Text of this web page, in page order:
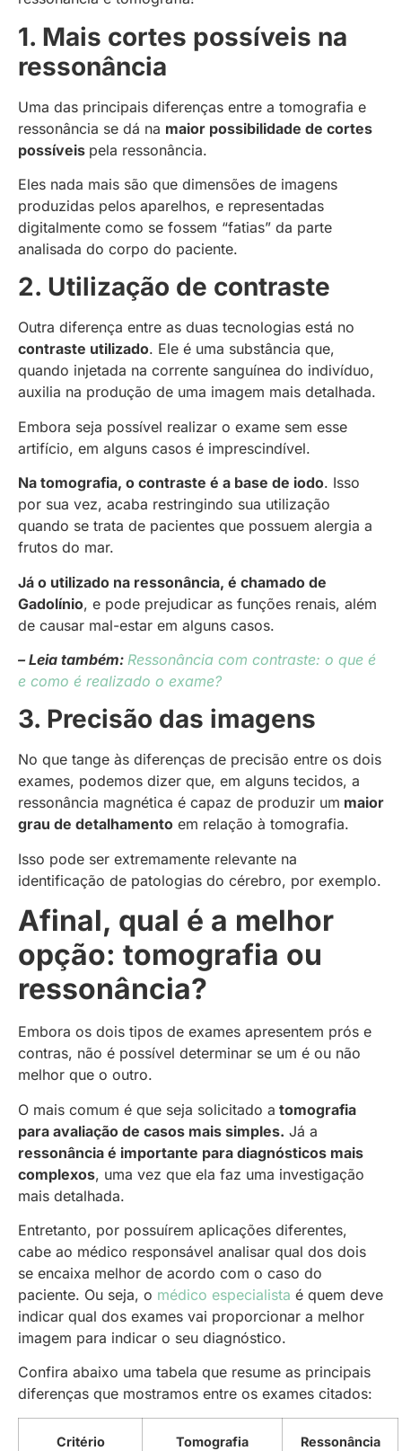
1. Mais cortes possíveis na
ressonância
Uma das principais diferenças entre a tomografia e
ressonância se dá na maior possibilidade de cortes
possíveis pela ressonância.
Eles nada mais são que dimensões de imagens
produzidas pelos aparelhos, e representadas
digitalmente como se fossem “fatias” da parte
analisada do corpo do paciente.
2. Utilização de contraste
Outra diferença entre as duas tecnologias está no
contraste utilizado. Ele é uma substância que,
quando injetada na corrente sanguínea do indivíduo,
auxilia na produção de uma imagem mais detalhada.
Embora seja possível realizar o exame sem esse
artifício, em alguns casos é imprescindível.
Na tomografia, o contraste é a base de iodo. Isso
por sua vez, acaba restringindo sua utilização
quando se trata de pacientes que possuem alergia a
frutos do mar.
Já o utilizado na ressonância, é chamado de
Gadolínio, e pode prejudicar as funções renais, além
de causar mal-estar em alguns casos.
– Leia também: Ressonância com contraste: o que é
e como é realizado o exame?
3. Precisão das imagens
No que tange às diferenças de precisão entre os dois
exames, podemos dizer que, em alguns tecidos, a
ressonância magnética é capaz de produzir um maior
grau de detalhamento em relação à tomografia.
Isso pode ser extremamente relevante na
identificação de patologias do cérebro, por exemplo.
Afinal, qual é a melhor
opção: tomografia ou
ressonância?
Embora os dois tipos de exames apresentem prós e
contras, não é possível determinar se um é ou não
melhor que o outro.
O mais comum é que seja solicitado a tomografia
para avaliação de casos mais simples. Já a
ressonância é importante para diagnósticos mais
complexos, uma vez que ela faz uma investigação
mais detalhada.
Entretanto, por possuírem aplicações diferentes,
cabe ao médico responsável analisar qual dos dois
se encaixa melhor de acordo com o caso do
paciente. Ou seja, o médico especialista é quem deve
indicar qual dos exames vai proporcionar a melhor
imagem para indicar o seu diagnóstico.
Confira abaixo uma tabela que resume as principais
diferenças que mostramos entre os exames citados:
Critério
Tomografia
Ressonância